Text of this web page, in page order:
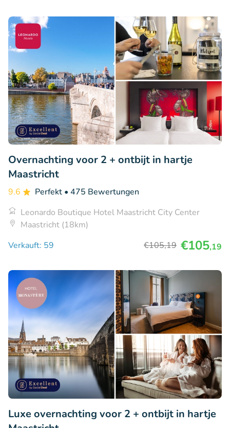
Overnachting voor 2 + ontbijt in hartje
Maastricht
9.6 Perfekt • 475 Bewertungen
Leonardo Boutique Hotel Maastricht City Center
Maastricht (18km)
Verkauft: 59
€105,19 €105,19
Luxe overnachting voor 2 + ontbijt in hartje